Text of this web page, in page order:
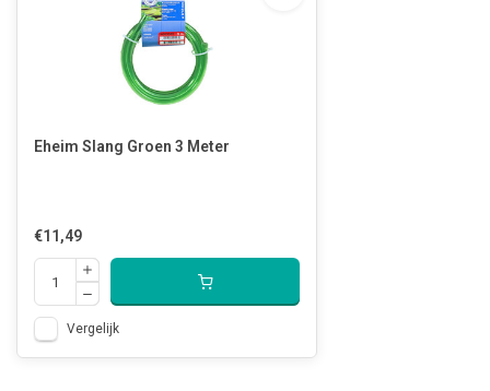
Eheim Slang Groen 3 Meter
€11,49
Vergelijk